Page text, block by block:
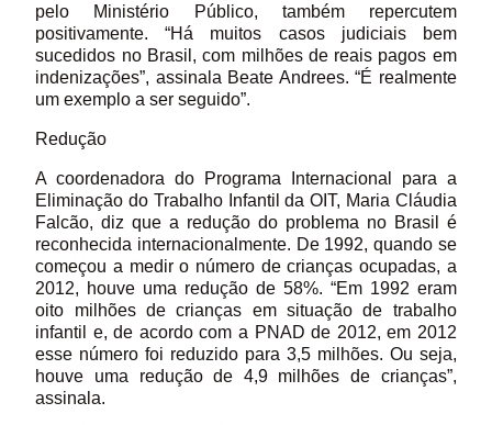
pelo Ministério Público, também repercutem
positivamente. “Há muitos casos judiciais bem
sucedidos no Brasil, com milhões de reais pagos em
indenizações”, assinala Beate Andrees. “É realmente
um exemplo a ser seguido”.
Redução
A coordenadora do Programa Internacional para a
Eliminação do Trabalho Infantil da OIT, Maria Cláudia
Falcão, diz que a redução do problema no Brasil é
reconhecida internacionalmente. De 1992, quando se
começou a medir o número de crianças ocupadas, a
2012, houve uma redução de 58%. “Em 1992 eram
oito milhões de crianças em situação de trabalho
infantil e, de acordo com a PNAD de 2012, em 2012
esse número foi reduzido para 3,5 milhões. Ou seja,
houve uma redução de 4,9 milhões de crianças”,
assinala.